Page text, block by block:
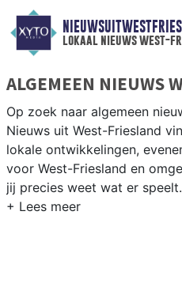
lokaal nieuws west-
ALGEMEEN NIEUWS
Op zoek naar algemeen
Nieuws uit West-Friesland
lokale ontwikkelingen,
voor West-Friesland en
jij precies weet wat er speelt.